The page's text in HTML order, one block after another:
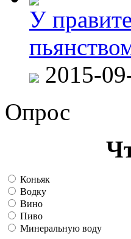
У
2015-
Опрос
Коньяк
Водку
Вино
Пиво
Минеральную воду